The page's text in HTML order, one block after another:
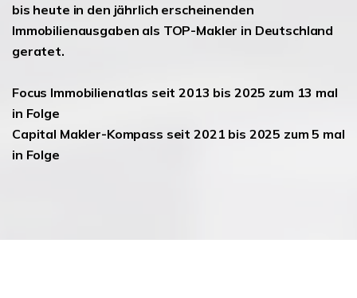
bis heute in den jährlich erscheinenden
Immobilienausgaben als TOP-Makler in Deutschland
geratet.
Focus Immobilienatlas seit 2013 bis 2025 zum 13 mal
in Folge
Capital Makler-Kompass seit 2021 bis 2025 zum 5 mal
in Folge